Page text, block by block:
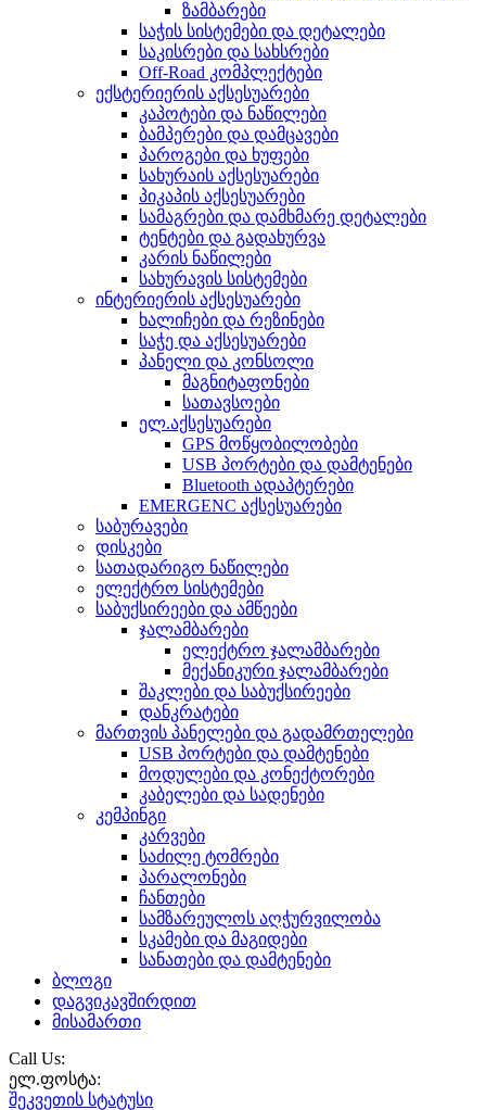
ზამბარები
საჭის სისტემები და დეტალები
საკისრები და სახსრები
Off-Road კომპლექტები
ექსტერიერის აქსესუარები
კაპოტები და ნაწილები
ბამპერები და დამცავები
პაროგები და ხუფები
სახურაის აქსესუარები
პიკაპის აქსესუარები
სამაგრები და დამხმარე დეტალები
ტენტები და გადახურვა
კარის ნაწილები
სახურავის სისტემები
ინტერიერის აქსესუარები
ხალიჩები და რეზინები
საჭე და აქსესუარები
პანელი და კონსოლი
მაგნიტაფონები
სათავსოები
ელ.აქსესუარები
GPS მოწყობილობები
USB პორტები და დამტენები
Bluetooth ადაპტერები
EMERGENC აქსესუარები
საბურავები
დისკები
სათადარიგო ნაწილები
ელექტრო სისტემები
საბუქსირეები და ამწეები
ჯალამბარები
ელექტრო ჯალამბარები
მექანიკური ჯალამბარები
შაკლები და საბუქსირეები
დანკრატები
მართვის პანელები და გადამრთელები
USB პორტები და დამტენები
მოდულები და კონექტორები
კაბელები და სადენები
კემპინგი
კარვები
საძილე ტომრები
პარალონები
ჩანთები
სამზარეულოს აღჭურვილობა
სკამები და მაგიდები
სანათები და დამტენები
ბლოგი
დაგვიკავშირდით
მისამართი
Call Us:
ელ.ფოსტა:
შეკვეთის სტატუსი